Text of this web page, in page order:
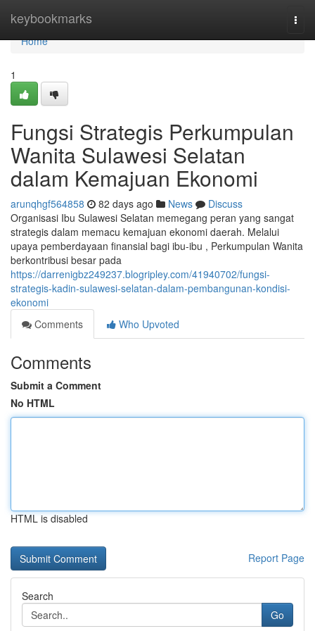
keybookmarks
Home
Home
1
Fungsi Strategis Perkumpulan
Wanita Sulawesi Selatan
dalam Kemajuan Ekonomi
arunqhgf564858 82 days ago News
Discuss
Organisasi Ibu Sulawesi Selatan memegang peran yang sangat
strategis dalam memacu kemajuan ekonomi daerah. Melalui
upaya pemberdayaan finansial bagi ibu-ibu , Perkumpulan Wanita
berkontribusi besar pada
https://darrenigbz249237.blogripley.com/41940702/fungsi-
strategis-kadin-sulawesi-selatan-dalam-pembangunan-kondisi-
ekonomi
Comments
Who Upvoted
Comments
Submit a Comment
No HTML
HTML is disabled
Report Page
Search
Go